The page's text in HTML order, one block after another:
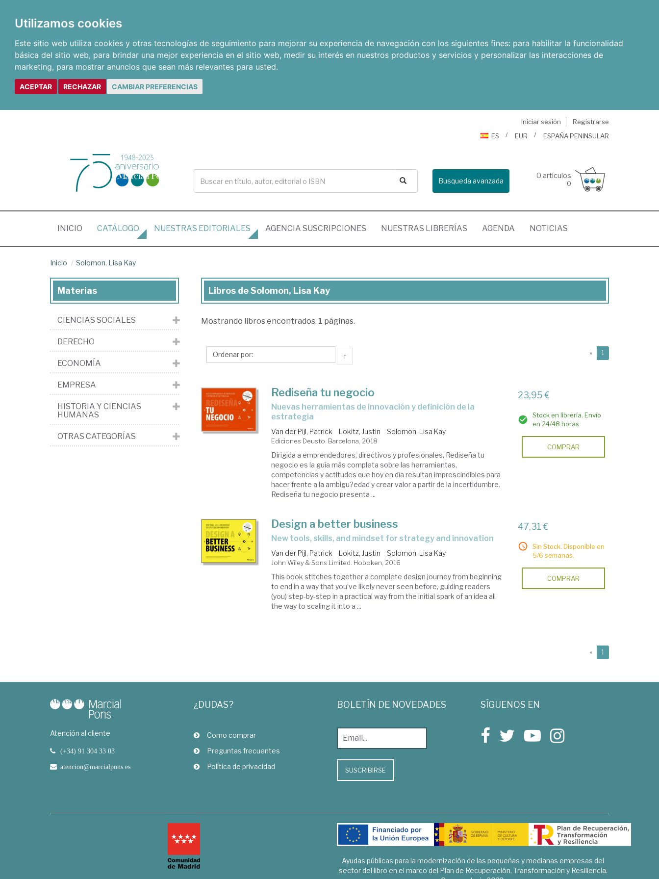
Utilizamos cookies
Este sitio web utiliza cookies y otras tecnologías de seguimiento para mejorar su experiencia de navegación con los siguientes fines: para habilitar la funcionalidad
básica del sitio web, para brindar una mejor experiencia en el sitio web, medir su interés en nuestros productos y servicios y personalizar las interacciones de
marketing, para mostrar anuncios que sean más relevantes para usted.
ACEPTAR RECHAZAR CAMBIAR PREFERENCIAS
Iniciar sesión
Registrarse
ES
EUR ESPAÑA PENINSULAR
Busqueda avanzada
0 artículos
0
INICIO (CURRENT)
CATÁLOGO NUESTRAS EDITORIALES AGENCIA SUSCRIPCIONES NUESTRAS LIBRERÍAS AGENDA NOTICIAS
Inicio Solomon, Lisa Kay
Libros
Solomon,
Kay
Libros de Solomon, Lisa Kay
Mostrando libros encontrados. 1 páginas.
↑ « 1
Rediseña tu negocio
nuevas herramientas de innovación y definición de la
estrategia
Van der Pijl, Patrick Lokitz, Justin Solomon, Lisa Kay
Ediciones Deusto. Barcelona, 2018
Dirigida a emprendedores, directivos y profesionales, Rediseña tu
negocio es la guía más completa sobre las herramientas,
competencias y actitudes que hoy en día resultan imprescindibles para
hacer frente a la ambigu?edad y crear valor a partir de la incertidumbre.
Rediseña tu negocio presenta ...
23,95 €
Stock en librería. Envío
en 24/48 horas
COMPRAR
Design a better business
new tools, skills, and mindset for strategy and innovation
Van der Pijl, Patrick Lokitz, Justin Solomon, Lisa Kay
John Wiley & Sons Limited. Hoboken, 2016
This book stitches together a complete design journey from beginning
to end in a way that you’ve likely never seen before, guiding readers
(you) step-by-step in a practical way from the initial spark of an idea all
the way to scaling it into a ...
47,31 €
Sin Stock. Disponible en
5/6 semanas.
COMPRAR
« 1
Materias
CIENCIAS SOCIALES
DERECHO
ECONOMÍA
EMPRESA
HISTORIA Y CIENCIAS
HUMANAS
OTRAS CATEGORÍAS
Atención al cliente
(+34) 91 304 33 03
atencion@marcialpons.es
¿DUDAS?
Como comprar
Preguntas frecuentes
Política de privacidad
BOLETÍN DE NOVEDADES
SUSCRIBIRSE
SÍGUENOS EN
Ayudas públicas para la modernización de las pequeñas y medianas empresas del
sector del libro en el marco del Plan de Recuperación, Transformación y Resiliencia.